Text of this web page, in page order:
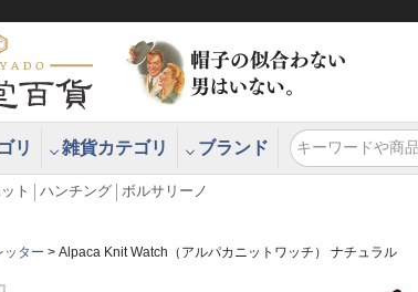
リ 雑貨カテゴリ ブランド
ト ハンチング ボルサリーノ
ッター Alpaca Knit Watch（アルパカニットワッチ） ナチュラル